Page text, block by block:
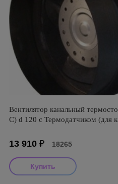
Вентилятор канальный
С) d 120 с Термодатчиком (для
13 910 ₽ 18265